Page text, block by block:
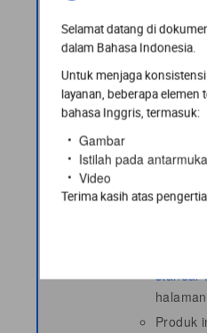
Selamat datang di
dalam Bahasa Indonesia.
Untuk menjaga
layanan, beberapa elemen
bahasa Inggris, termasuk:
Gambar
Istilah pada
Video
Terima kasih atas
lintas.
wilayah
hanya
Anda
aturan
standar
Produk